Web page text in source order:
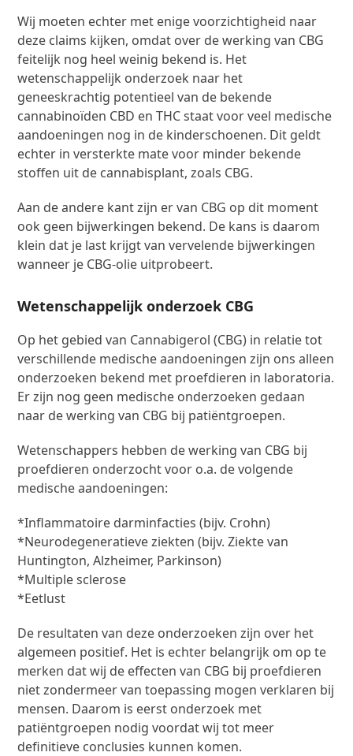
Wij moeten echter met enige voorzichtigheid naar
deze claims kijken, omdat over de werking van CBG
feitelijk nog heel weinig bekend is. Het
wetenschappelijk onderzoek naar het
geneeskrachtig potentieel van de bekende
cannabinoïden CBD en THC staat voor veel medische
aandoeningen nog in de kinderschoenen. Dit geldt
echter in versterkte mate voor minder bekende
stoffen uit de cannabisplant, zoals CBG.
Aan de andere kant zijn er van CBG op dit moment
ook geen bijwerkingen bekend. De kans is daarom
klein dat je last krijgt van vervelende bijwerkingen
wanneer je CBG-olie uitprobeert.
Wetenschappelijk onderzoek CBG
Op het gebied van Cannabigerol (CBG) in relatie tot
verschillende medische aandoeningen zijn ons alleen
onderzoeken bekend met proefdieren in laboratoria.
Er zijn nog geen medische onderzoeken gedaan
naar de werking van CBG bij patiëntgroepen.
Wetenschappers hebben de werking van CBG bij
proefdieren onderzocht voor o.a. de volgende
medische aandoeningen:
*Inflammatoire darminfacties (bijv. Crohn)
*Neurodegeneratieve ziekten (bijv. Ziekte van
Huntington, Alzheimer, Parkinson)
*Multiple sclerose
*Eetlust
De resultaten van deze onderzoeken zijn over het
algemeen positief. Het is echter belangrijk om op te
merken dat wij de effecten van CBG bij proefdieren
niet zondermeer van toepassing mogen verklaren bij
mensen. Daarom is eerst onderzoek met
patiëntgroepen nodig voordat wij tot meer
definitieve conclusies kunnen komen.